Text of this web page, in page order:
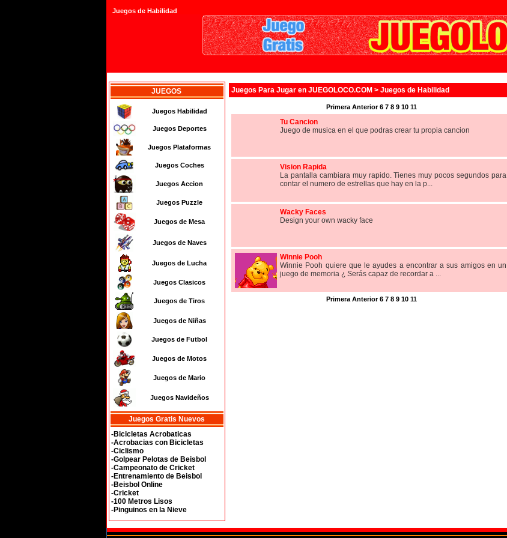
Juegos de Habilidad
JUEGOS
Juegos Habilidad
Juegos Deportes
Juegos Plataformas
Juegos Coches
Juegos Accion
Juegos Puzzle
Juegos de Mesa
Juegos de Naves
Juegos de Lucha
Juegos Clasicos
Juegos de Tiros
Juegos de Niñas
Juegos de Futbol
Juegos de Motos
Juegos de Mario
Juegos Navideños
Juegos Gratis Nuevos
-Bicicletas Acrobaticas
-Acrobacias con Bicicletas
-Ciclismo
-Golpear Pelotas de Beisbol
-Campeonato de Cricket
-Entrenamiento de Beisbol
-Beisbol Online
-Cricket
-100 Metros Lisos
-Pinguinos en la Nieve
Juegos Para Jugar en JUEGOLOCO.COM > Juegos de Habilidad
Primera Anterior 6 7 8 9 10 11
Tu Cancion
Juego de musica en el que podras crear tu propia cancion
Vision Rapida
La pantalla cambiara muy rapido. Tienes muy pocos segundos para
contar el numero de estrellas que hay en la p...
Wacky Faces
Design your own wacky face
Winnie Pooh
Winnie Pooh quiere que le ayudes a encontrar a sus amigos en un
juego de memoria ¿ Serás capaz de recordar a ...
Primera Anterior 6 7 8 9 10 11